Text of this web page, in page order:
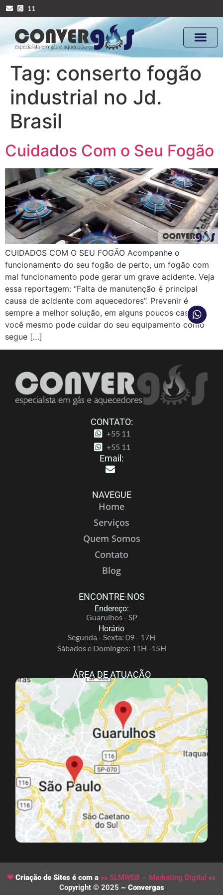
11
Tag: conserto fogão
industrial no Jd.
Brasil
Cuidados Com o Seu Fogão
CUIDADOS COM O SEU FOGÃO Acompanhe o
funcionamento do seu fogão de perto, um fogão com
mal funcionamento pode gerar um grave acidente. Veja
essa reportagem: “Falta de manutenção é principal
causa de acidente com aquecedores”. Prevenir é
sempre a melhor solução, em alguns poucos casos
você mesmo pode cuidar do seu equipamento como
segue […]
CONTATO:
+55 11
+55 11
Email:
NAVEGUE
Home
Serviços
Quem Somos
Contato
Blog
ENCONTRE-NOS
Endereço:
Guarulhos - SP
Horário
Segunda - Sexta: 09 - 17H
Sábados e Domingos: 11H -15H
ÁREA DE ATUAÇÃO
Criação de Sites é com a
SLMWEB – Marketing Digital
Copyright © 2025 ~ Convergas